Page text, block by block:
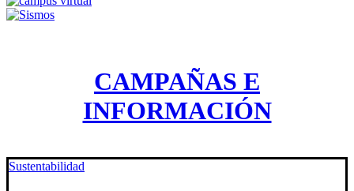
CAMPAÑAS E
INFORMACIÓN
Sustentabilidad